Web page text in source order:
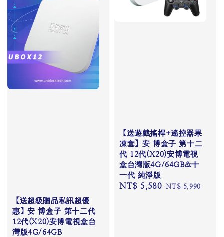
【送超級贈品私訊超優
惠】安 博盒子 第十二代
12代(X20)安博電視盒台
灣版4G/64GB
【送遊戲搖桿+遙控器果
凍套】安 博盒子 第十二
代 12代(X20)安博電視
盒台灣版4G/64GB&十
一代 純淨版
Sale
NT$ 5,580 Regular
NT$ 5,990